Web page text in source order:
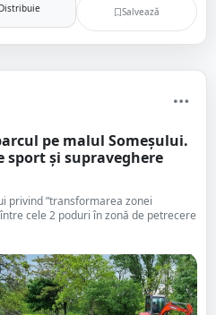
Salvează
pe malul Someșului.
sport și supraveghere
privind ”transformarea zonei
cele 2 poduri în zonă de petrecere